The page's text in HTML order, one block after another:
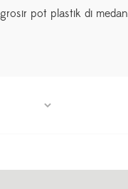
grosir pot plastik di medan